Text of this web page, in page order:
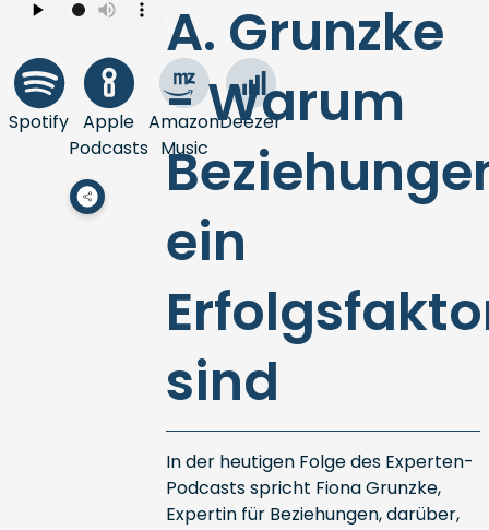
Spotify Apple
Podcasts
Amazon
Music
Deezer
A. Grunzke
- Warum
ein
sind
In der heutigen Folge des Experten-
Podcasts spricht Fiona Grunzke,
Expertin für Beziehungen, darüber,